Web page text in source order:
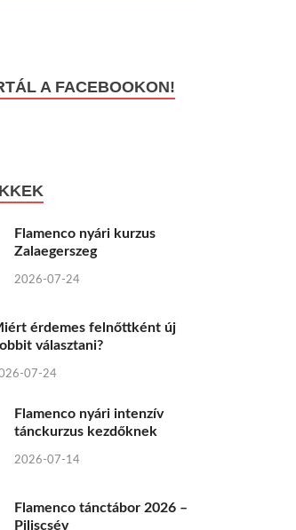
A FACEBOOKON!
Flamenco nyári kurzus
Zalaegerszeg
2026-07-24
érdemes felnőttként új
választani?
07-24
Flamenco nyári intenzív
tánckurzus kezdőknek
2026-07-14
Flamenco tánctábor 2026 –
Piliscsév